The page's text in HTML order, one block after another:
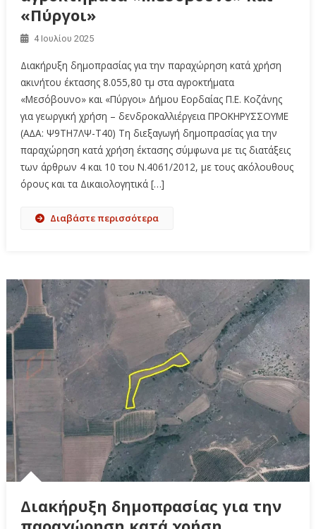
«Πύργοι»
4 Ιουλίου 2025
Διακήρυξη δημοπρασίας για την παραχώρηση κατά χρήση
ακινήτου έκτασης 8.055,80 τμ στα αγροκτήματα
«Μεσόβουνο» και «Πύργοι» Δήμου Εορδαίας Π.Ε. Κοζάνης
για γεωργική χρήση – δενδροκαλλιέργεια ΠΡΟΚΗΡΥΣΣΟΥΜΕ
(A∆A: Ψ9ΤΗ7ΛΨ-Τ40) Τη διεξαγωγή δημοπρασίας για την
παραχώρηση κατά χρήση έκτασης σύμφωνα με τις διατάξεις
των άρθρων 4 και 10 του Ν.4061/2012, με τους ακόλουθους
όρους και τα Δικαιολογητικά […]
Διαβάστε περισσότερα
Διακήρυξη δημοπρασίας για την